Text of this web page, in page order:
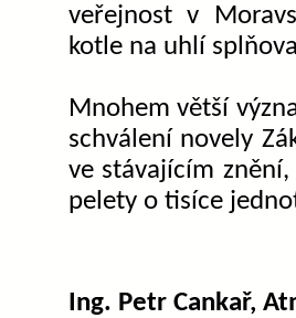
veřejnost v
kotle na uhlí
Mnohem větší
schválení novely
ve stávajícím
pelety o tisíce
Ing. Petr Cankař,